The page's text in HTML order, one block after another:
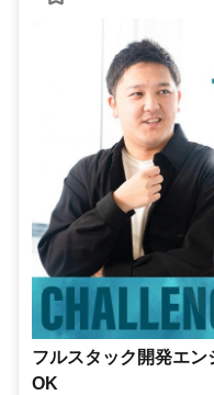
フルスタック開発エ
OK